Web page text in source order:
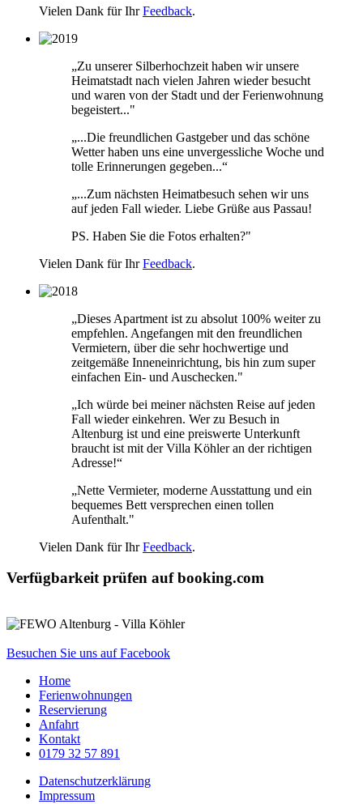
Vielen Dank für IhrFeedback.
„Zu unserer Silberhochzeit haben wir unsere
Heimatstadt nach vielen Jahren wieder besucht
und waren von der Stadt und der Ferienwohnung
begeistert..."
„...Die freundlichen Gastgeber und das schöne
Wetter haben uns eine unvergessliche Woche und
tolle Erinnerungen gegeben...“
„...Zum nächsten Heimatbesuch sehen wir uns
auf jeden Fall wieder. Liebe Grüße aus Passau!
PS. Haben Sie die Fotos erhalten?"
Vielen Dank für IhrFeedback.
„Dieses Apartment ist zu absolut 100% weiter zu
empfehlen. Angefangen mit den freundlichen
Vermietern, über die sehr hochwertige und
zeitgemäße Inneneinrichtung, bis hin zum super
einfachen Ein- und Auschecken."
„Ich würde bei meiner nächsten Reise auf jeden
Fall wieder einkehren. Wer zu Besuch in
Altenburg ist und eine preiswerte Unterkunft
braucht ist mit der Villa Köhler an der richtigen
Adresse!“
„Nette Vermieter, moderne Ausstattung und ein
bequemes Bett versprechen einen tollen
Aufenthalt."
Vielen Dank für IhrFeedback.
Verfügbarkeit prüfen auf booking.com
Besuchen Sie uns auf Facebook
Home
Ferienwohnungen
Reservierung
Anfahrt
Kontakt
0179 32 57 891
Datenschutzerklärung
Impressum